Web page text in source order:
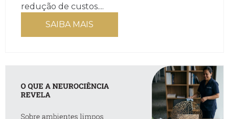
redução de custos....
SAIBA MAIS